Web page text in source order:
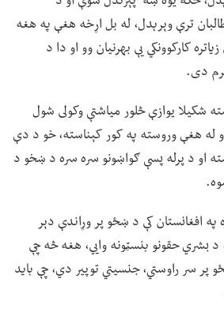
ترې وېرېدل، له بل اړخه هغې په هغه
کارکوونکي یې بهرنیان وو او دا د
دی.
شکیلا یوازې څلور میاشتې وکولی شول
له هغې وروسته په کور کېناسته، خو د دې
او د پرله پسې ګواښونو سره سره د ښخو د
افغانستان کې د ښځو پر وړاندې دېر
بشري حقونو بنسټونه وايي، هغه څه چې
پر سر راوستي، جنسیتي توپیر دي، چې باید